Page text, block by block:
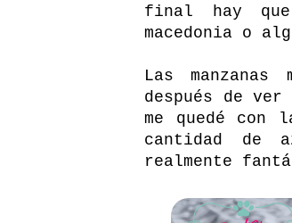
final hay
macedonia o
Las
después de
me quedé con
cantidad de
realmente